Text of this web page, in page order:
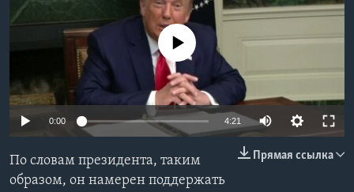
Learning English
СОЦИАЛЬНЫЕ СЕТИ
No media source currently available
0:00 4:21
Прямая ссылка
По словам президента, таким
образом, он намерен поддержать